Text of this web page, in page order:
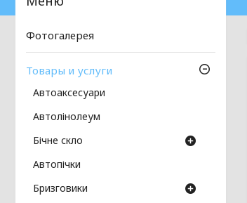
Фотогалерея
Товары и услуги
Автоаксесуари
Автолінолеум
Бічне скло
Автопічки
Бризговики